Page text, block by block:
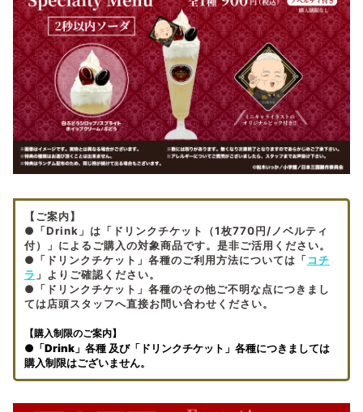
【ご案内】
● 「Drink」は「ドリンクチケット（1枚770円/ノベルティ
付）」によるご購入の対象商品です。是非ご活用ください。
●「ドリンクチケット」各種のご利用方法については「コチ
ラ 」よりご確認ください。
●「ドリンクチケット」 各種のその他ご不明な点につきまし
ては店頭スタッフへ直接お問い合わせください。
【購入制限のご案内】
● 「Drink」各種 及び「ドリンクチケット」各種につきましては
購入制限はございません。